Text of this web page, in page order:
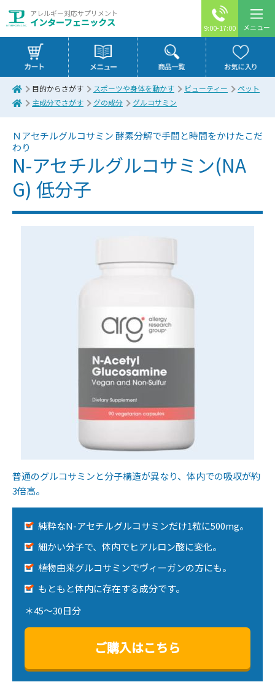
アレルギー対応サプリメント
インターフェニックス 9:00-17:00 メニュー
目的からさがす スポーツや身体を動かす ビューティー
ペット
主成分でさがす
グの成分 グルコサミン
Ｎアセチルグルコサミン酵素分解で手間と時間をかけたこだ
わり
N-アセチルグルコサミン(NA
G) 低分子
普通のグルコサミンと分子構造が異なり、体内での吸収が約
3倍高。
純粋なN-アセチルグルコサミンだけ1粒に500mg。
細かい分子で、体内でヒアルロン酸に変化。
植物由来グルコサミンでヴィーガンの方にも。
もともと体内に存在する成分です。
＊45～30日分
ご購入はこちら